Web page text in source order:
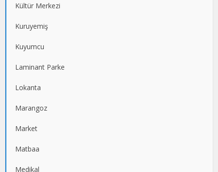
Kültür Merkezi
Kuruyemiş
Kuyumcu
Laminant Parke
Lokanta
Marangoz
Market
Matbaa
Medikal